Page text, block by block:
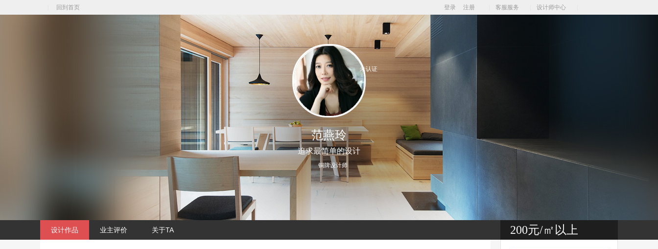
回到首页 登录 注册 客服服务 设计师中心
未认证
范燕玲
追求最简单的设计
铜牌设计师
设计作品 业主评价 关于TA 200元/㎡以上